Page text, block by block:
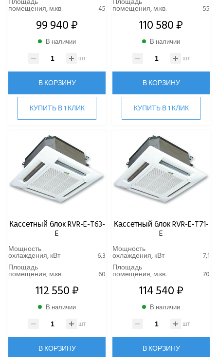
помещения, м.кв. 45
99 940 ₽
В наличии
шт
В КОРЗИНУ
КУПИТЬ В 1 КЛИК
помещения, м.кв. 55
110 580 ₽
В наличии
шт
В КОРЗИНУ
КУПИТЬ В 1 КЛИК
Кассетный блок RVR-E-T63-
E
Мощность
охлаждения, кВт
6,3
Площадь
помещения, м.кв. 60
112 550 ₽
В наличии
шт
В КОРЗИНУ
Кассетный блок RVR-E-T71-
E
Мощность
охлаждения, кВт
7,1
Площадь
помещения, м.кв. 70
114 540 ₽
В наличии
шт
В КОРЗИНУ